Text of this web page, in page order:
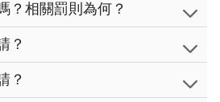
？相關罰則為何？
？
？